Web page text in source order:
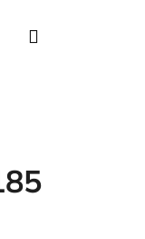
Nákupní